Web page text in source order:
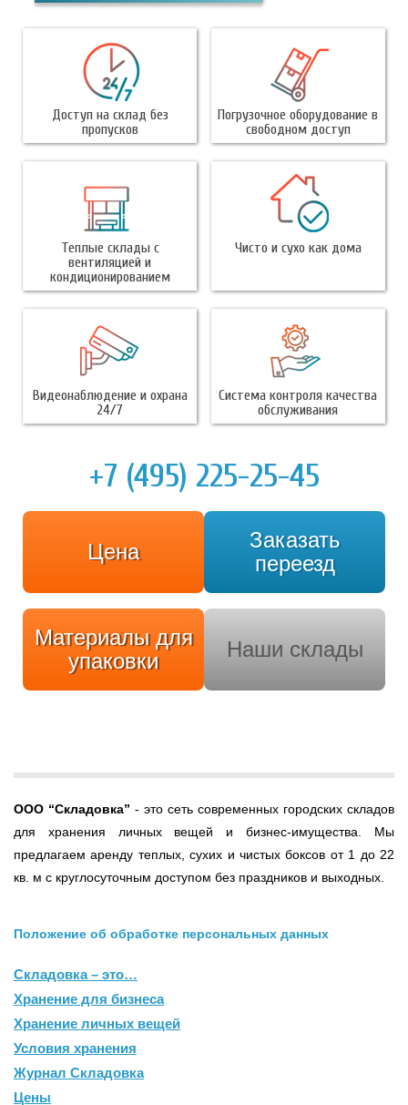
Доступ на склад без
пропусков
Погрузочное оборудование в
свободном доступ
Теплые склады с
вентиляцией и
кондиционированием
Чисто и сухо как дома
Видеонаблюдение и охрана
24/7
Система контроля качества
обслуживания
+7 (495) 225-25-45
Цена
Заказать
переезд
Материалы для
упаковки
Наши склады
ООО “Складовка” - это сеть современных городских складов
для хранения личных вещей и бизнес-имущества. Мы
предлагаем аренду теплых, сухих и чистых боксов от 1 до 22
кв. м с круглосуточным доступом без праздников и выходных.
Положение об обработке персональных данных
Складовка – это…
Хранение для бизнеса
Хранение личных вещей
Условия хранения
Журнал Складовка
Цены